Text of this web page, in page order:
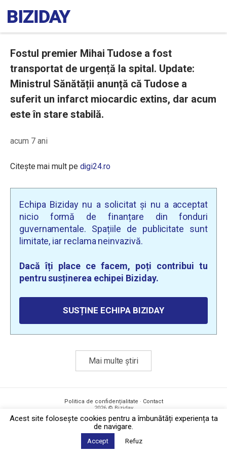
Fostul premier Mihai Tudose a fost
transportat de urgență la spital. Update:
Ministrul Sănătății anunță că Tudose a
suferit un infarct miocardic extins, dar acum
este în stare stabilă.
acum 7 ani
Citește mai mult pe digi24.ro
Echipa Biziday nu a solicitat și nu a acceptat
nicio formă de finanțare din fonduri
guvernamentale. Spațiile de publicitate sunt
limitate, iar reclama neinvazivă.
Dacă îți place ce facem, poți contribui tu
pentru susținerea echipei Biziday.
SUSȚINE ECHIPA BIZIDAY
Mai multe știri
Politica de confidențialitate · Contact
2026 © Biziday
Acest site foloseşte cookies pentru a îmbunătăți experiența ta
de navigare.
Accept Refuz